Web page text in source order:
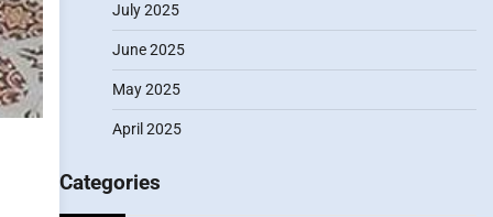
July 2025
June 2025
May 2025
April 2025
Categories